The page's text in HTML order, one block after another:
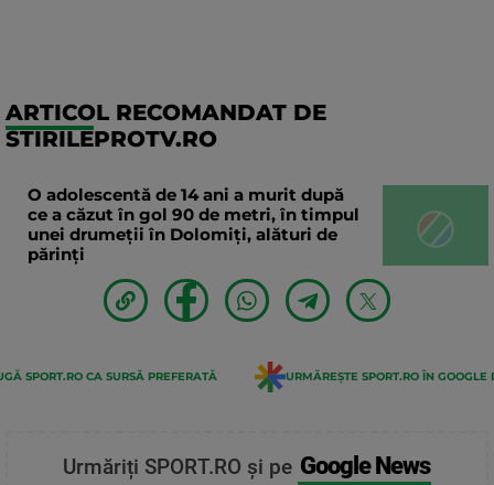
ARTICOL RECOMANDAT DE
STIRILEPROTV.RO
O adolescentă de 14 ani a murit după
ce a căzut în gol 90 de metri, în timpul
unei drumeții în Dolomiți, alături de
părinți
SPORT.RO CA SURSĂ PREFERATĂ URMĂREȘTE SPORT.RO ÎN GOOGLE
Urmăriți SPORT.RO și pe Google News